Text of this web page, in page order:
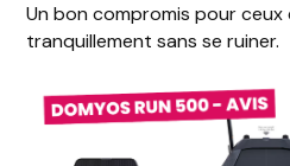
Un bon compromis pour
tranquillement sans se ruiner.